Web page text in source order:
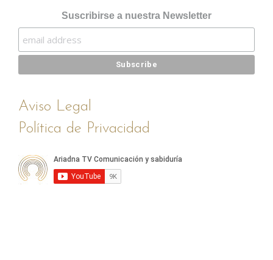
Suscribirse a nuestra Newsletter
Aviso Legal
Política de Privacidad